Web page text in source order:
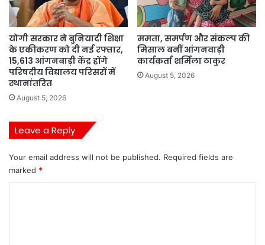
योगी सरकार ने बुनियादी शिक्षा
के एकीकरण को दी नई रफ्तार,
15,613 आंगनबाड़ी केंद्र होंगे
परिषदीय विद्यालय परिसरों में
स्थानांतरित
August 5, 2026
ममता, समर्पण और संकल्प की
मिसाल बनीं आंगनवाड़ी
कार्यकर्ता शर्मिला ठाकुर
August 5, 2026
Leave a Reply
Your email address will not be published. Required fields are
marked *